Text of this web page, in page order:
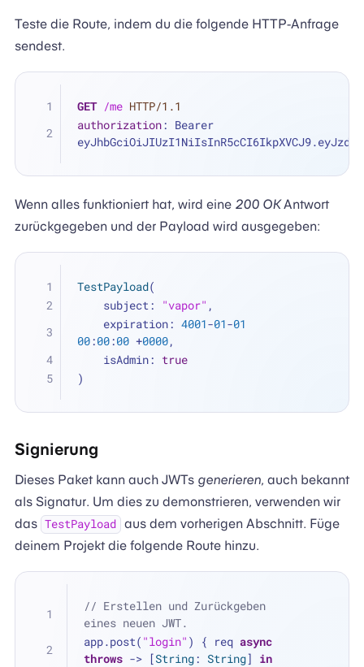
Teste die Route, indem du die folgende HTTP-Anfrage
sendest.
GET /me HTTP/1.1
authorization: Bearer
Wenn alles funktioniert hat, wird eine 200 OKAntwort
zurückgegeben und der Payload wird ausgegeben:
TestPayload(
    subject:
"vapor" ,
    expiration:
4001-01-01
00:00:00 +0000,
    isAdmin:
true
)
Signierung
Dieses Paket kann auch JWTs generieren, auch bekannt
als Signatur. Um dies zu demonstrieren, verwenden wir
das TestPayload aus dem vorherigen Abschnitt. Füge
deinem Projekt die folgende Route hinzu.
// Erstellen und Zurückgeben
eines neuen JWT.
app.post( "login" ) { req async
throws -> [String: String] in